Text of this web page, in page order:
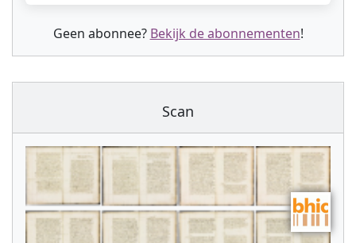
Geen abonnee? Bekijk de abonnementen!
Scan